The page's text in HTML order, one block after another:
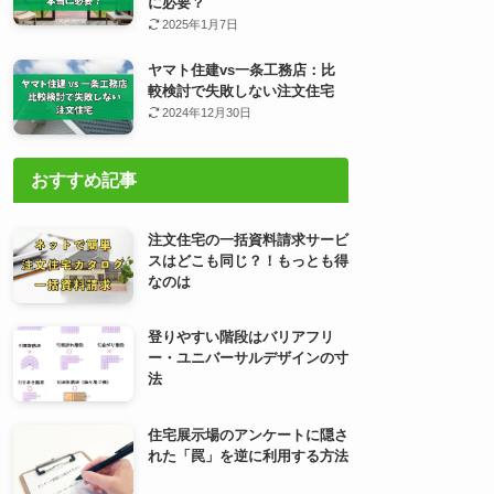
2025年1月7日
ヤマト住建vs一条工務店：比
較検討で失敗しない注文住宅
2024年12月30日
おすすめ記事
注文住宅の一括資料請求サービ
スはどこも同じ？！もっとも得
なのは
登りやすい階段はバリアフリ
ー・ユニバーサルデザインの寸
法
住宅展示場のアンケートに隠さ
れた「罠」を逆に利用する方法